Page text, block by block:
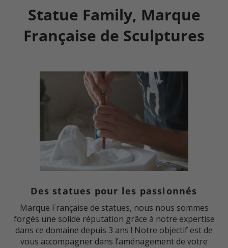
Statue Family, Marque
Française de Sculptures
Des statues pour les passionnés
Marque Française de statues, nous nous sommes
forgés une solide réputation grâce à notre expertise
dans ce domaine depuis 3 ans ! Notre objectif est de
vous accompagner dans l’aménagement de votre